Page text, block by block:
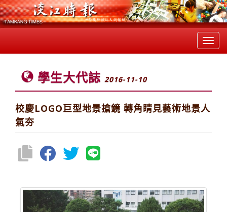
學生大代誌 2016-11-10
校慶LOGO巨型地景搶鏡 轉角睛見藝術地景人
氣夯